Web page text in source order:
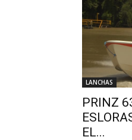
LANCHAS
PRINZ
EL...